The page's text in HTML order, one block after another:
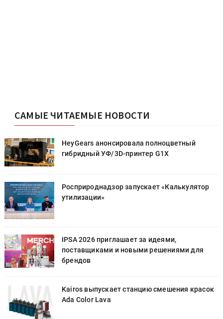
САМЫЕ ЧИТАЕМЫЕ НОВОСТИ
HeyGears анонсировала полноцветный
гибридный УФ/3D-принтер G1X
Росприроднадзор запускает «Калькулятор
утилизации»
IPSA 2026 приглашает за идеями,
поставщиками и новыми решениями для
брендов
Kairos выпускает станцию смешения красок
Ada Color Lava